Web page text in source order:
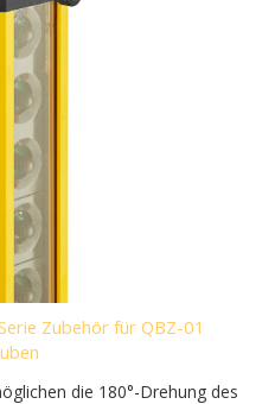
Zubehör für QBZ-01
die 180°-Drehung des